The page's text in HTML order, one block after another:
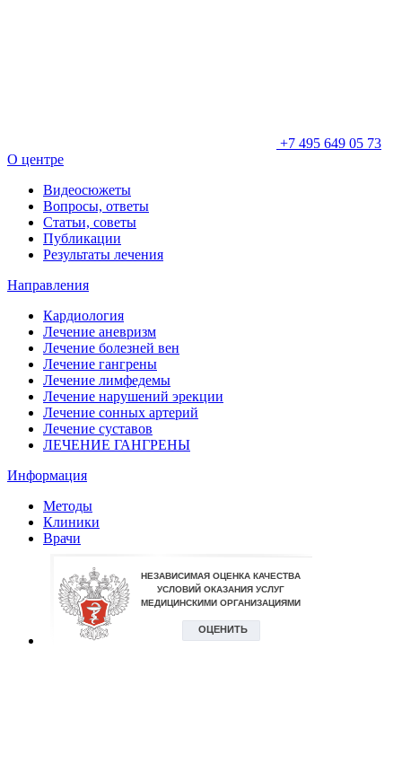
+7 495 649 05 73
О центре
Видеосюжеты
Вопросы, ответы
Статьи, советы
Публикации
Результаты лечения
Направления
Кардиология
Лечение аневризм
Лечение болезней вен
Лечение гангрены
Лечение лимфедемы
Лечение нарушений эрекции
Лечение сонных артерий
Лечение суставов
ЛЕЧЕНИЕ ГАНГРЕНЫ
Информация
Методы
Клиники
Врачи